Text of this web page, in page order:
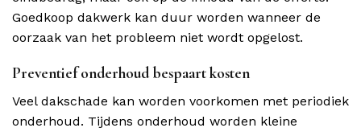
Goedkoop dakwerk kan duur worden wanneer de
oorzaak van het probleem niet wordt opgelost.
Preventief onderhoud bespaart kosten
Veel dakschade kan worden voorkomen met periodiek
onderhoud. Tijdens onderhoud worden kleine